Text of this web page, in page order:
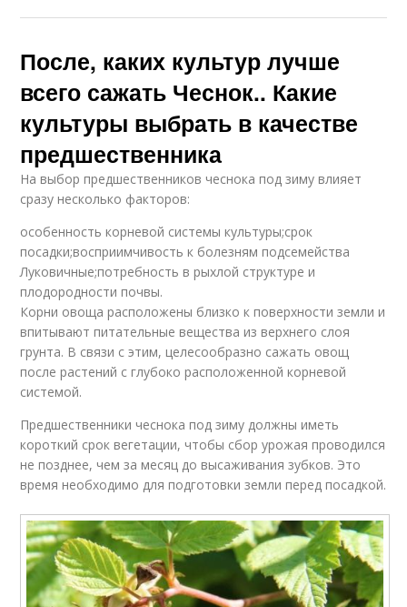
После, каких культур лучше
всего сажать Чеснок.. Какие
культуры выбрать в качестве
предшественника
На выбор предшественников чеснока под зиму влияет
сразу несколько факторов:
особенность корневой системы культуры;срок
посадки;восприимчивость к болезням подсемейства
Луковичные;потребность в рыхлой структуре и
плодородности почвы.
Корни овоща расположены близко к поверхности земли и
впитывают питательные вещества из верхнего слоя
грунта. В связи с этим, целесообразно сажать овощ
после растений с глубоко расположенной корневой
системой.
Предшественники чеснока под зиму должны иметь
короткий срок вегетации, чтобы сбор урожая проводился
не позднее, чем за месяц до высаживания зубков. Это
время необходимо для подготовки земли перед посадкой.